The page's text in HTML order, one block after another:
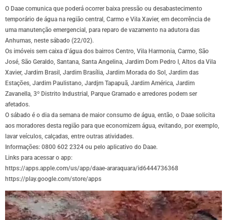
O Daae comunica que poderá ocorrer baixa pressão ou desabastecimento
temporário de água na região central, Carmo e Vila Xavier, em decorrência de
uma manutenção emergencial, para reparo de vazamento na adutora das
Anhumas, neste sábado (22/02).
Os imóveis sem caixa d’água dos bairros Centro, Vila Harmonia, Carmo, São
José, São Geraldo, Santana, Santa Angelina, Jardim Dom Pedro I, Altos da Vila
Xavier, Jardim Brasil, Jardim Brasília, Jardim Morada do Sol, Jardim das
Estações, Jardim Paulistano, Jardjm Tapapuã, Jardim América, Jardim
Zavanella, 3º Distrito Industrial, Parque Gramado e arredores podem ser
afetados.
O sábado é o dia da semana de maior consumo de água, então, o Daae solicita
aos moradores desta região para que economizem água, evitando, por exemplo,
lavar veículos, calçadas, entre outras atividades.
Informações: 0800 602 2324 ou pelo aplicativo do Daae.
Links para acessar o app:
https://apps.apple.com/us/app/daae-araraquara/id6444736368
https://play.google.com/store/apps